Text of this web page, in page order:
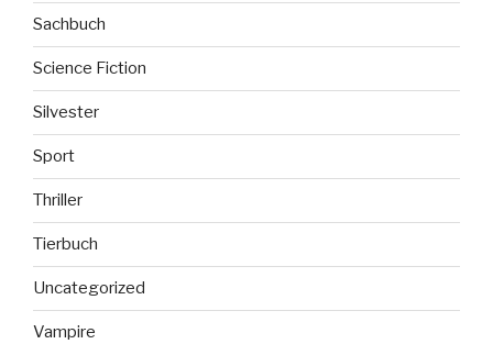
Sachbuch
Science Fiction
Silvester
Sport
Thriller
Tierbuch
Uncategorized
Vampire